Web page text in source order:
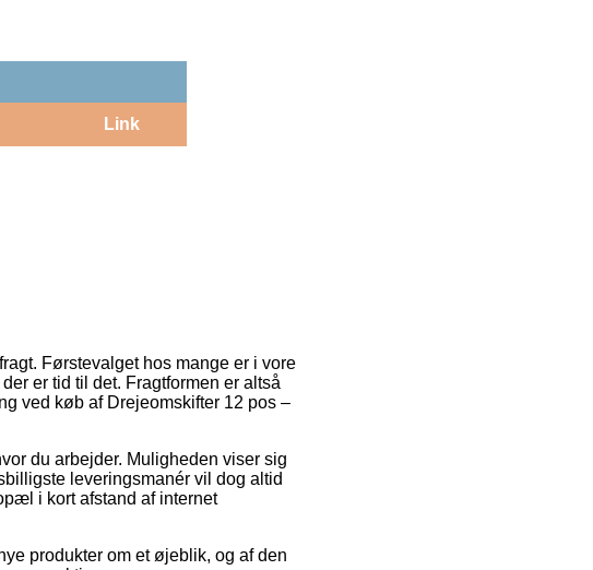
Link
Førstevalget hos mange er i vore
er tid til det. Fragtformen er altså
ved køb af Drejeomskifter 12 pos –
du arbejder. Muligheden viser sig
leveringsmanér vil dog altid
i kort afstand af internet
produkter om et øjeblik, og af den